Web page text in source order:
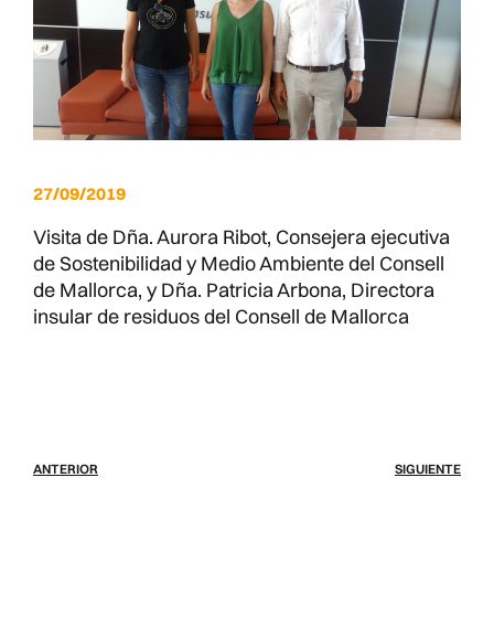
27/09/2019
Visita de Dña. Aurora Ribot, Consejera ejecutiva
de Sostenibilidad y Medio Ambiente del Consell
de Mallorca, y Dña. Patricia Arbona, Directora
insular de residuos del Consell de Mallorca
ANTERIOR SIGUIENTE